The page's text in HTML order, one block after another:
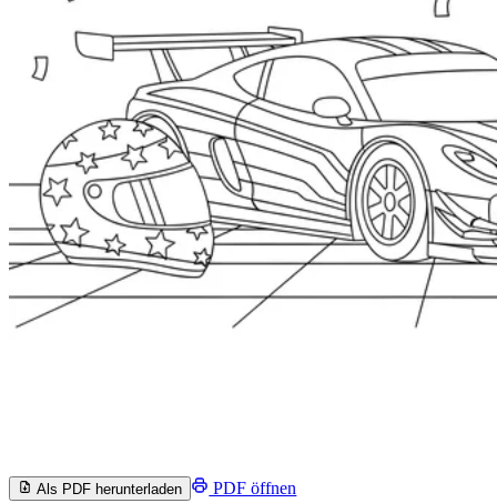
Als PDF herunterladen
PDF öffnen